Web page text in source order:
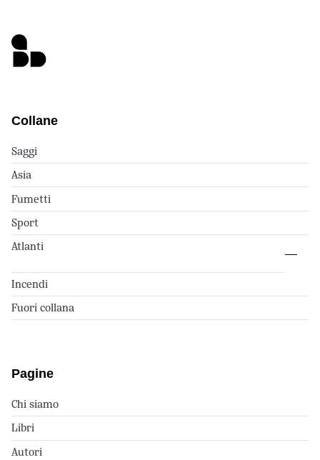
Collane
Saggi
Asia
Fumetti
Sport
Atlanti
Incendi
Fuori collana
Pagine
Chi siamo
Libri
Autori